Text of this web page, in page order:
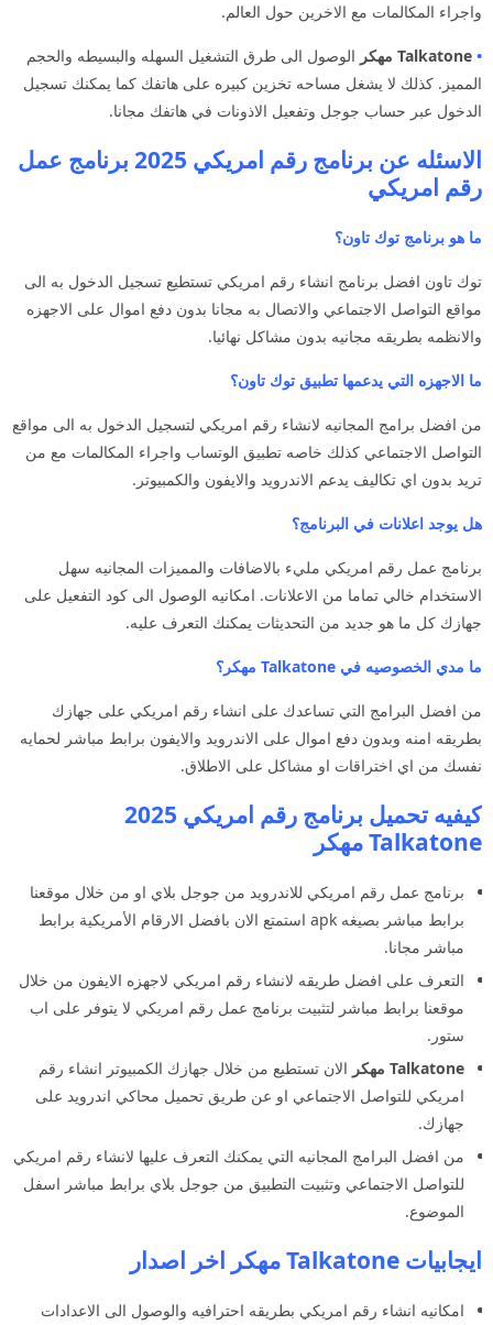
واجراء المكالمات مع الاخرين حول العالم.
• Talkatone مهكر
الوصول الى طرق التشغيل السهله والبسيطه والحجم
المميز. كذلك لا يشغل مساحه تخزين كبيره على هاتفك كما يمكنك تسجيل
الدخول عبر حساب جوجل وتفعيل الاذونات في هاتفك مجانا.
الاسئله عن برنامج رقم امريكي 2025 برنامج عمل
رقم امريكي
ما هو برنامج توك تاون؟
توك تاون افضل برنامج انشاء رقم امريكي تستطيع تسجيل الدخول به الى
مواقع التواصل الاجتماعي والاتصال به مجانا بدون دفع اموال على الاجهزه
والانظمه بطريقه مجانيه بدون مشاكل نهائيا.
ما الاجهزه التي يدعمها تطبيق توك تاون؟
من افضل برامج المجانيه لانشاء رقم امريكي لتسجيل الدخول به الى مواقع
التواصل الاجتماعي كذلك خاصه تطبيق الوتساب واجراء المكالمات مع من
تريد بدون اي تكاليف يدعم الاندرويد والايفون والكمبيوتر.
هل يوجد اعلانات في البرنامج؟
برنامج عمل رقم امريكي مليء بالاضافات والمميزات المجانيه سهل
الاستخدام خالي تماما من الاعلانات. امكانيه الوصول الى كود التفعيل على
جهازك كل ما هو جديد من التحديثات يمكنك التعرف عليه.
ما مدي الخصوصيه في Talkatone مهكر؟
من افضل البرامج التي تساعدك على انشاء رقم امريكي على جهازك
بطريقه امنه وبدون دفع اموال على الاندرويد والايفون برابط مباشر لحمايه
نفسك من اي اختراقات او مشاكل على الاطلاق.
كيفيه تحميل برنامج رقم امريكي 2025
Talkatone مهكر
برنامج عمل رقم امريكي للاندرويد من جوجل بلاي او من خلال موقعنا
برابط مباشر بصيغه apk استمتع الان بافضل الارقام الأمريكية برابط
مباشر مجانا.
التعرف على افضل طريقه لانشاء رقم امريكي لاجهزه الايفون من خلال
موقعنا برابط مباشر لتثبيت برنامج عمل رقم امريكي لا يتوفر على اب
ستور.
Talkatone مهكر
الان تستطيع من خلال جهازك الكمبيوتر انشاء رقم
امريكي للتواصل الاجتماعي او عن طريق تحميل محاكي اندرويد على
جهازك.
من افضل البرامج المجانيه التي يمكنك التعرف عليها لانشاء رقم امريكي
للتواصل الاجتماعي وتثبيت التطبيق من جوجل بلاي برابط مباشر اسفل
الموضوع.
ايجابيات Talkatone مهكر اخر اصدار
امكانيه انشاء رقم امريكي بطريقه احترافيه والوصول الى الاعدادات